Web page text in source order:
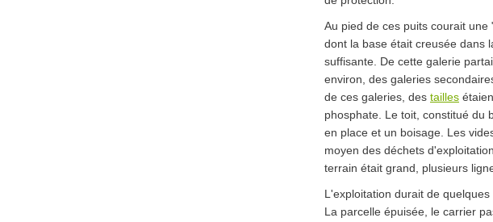
Au pied de ces puits courait une
dont la base était creusée dans
suffisante. De cette galerie
environ, des galeries
de ces galeries, des tailles
phosphate. Le toit, constitué du
en place et un boisage. Les
moyen des déchets
terrain était grand, plusieurs
L'exploitation durait de
La parcelle épuisée, le carrier